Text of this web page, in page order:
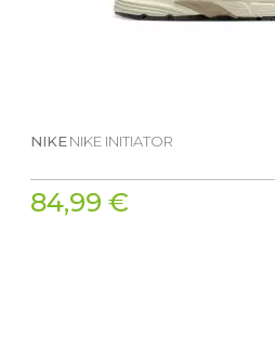
NIKENIKE INITIATOR
84,99 €